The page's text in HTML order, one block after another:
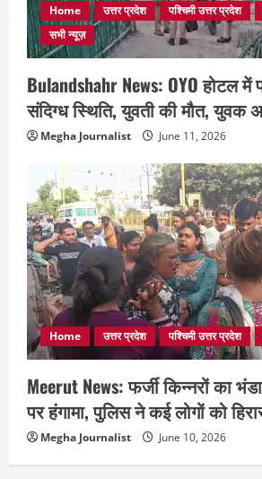
Home उत्तर प्रदेश पश्चिमी उत्तर प्रदेश
सभी न्यूज़
Bulandshahr News: OYO होटल में
संदिग्ध स्थिति, युवती की मौत, युवक
Megha Journalist June 11, 2026
Home उत्तर प्रदेश पश्चिमी उत्तर प्रदेश
Meerut News: फर्जी किन्नरों का
पर हंगामा, पुलिस ने कई लोगों को
Megha Journalist June 10, 2026